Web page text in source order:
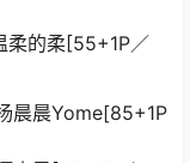
柔的柔[55+1P／
晨晨Yome[85+1P